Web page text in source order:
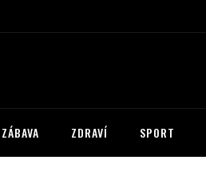
ZÁBAVA ZDRAVÍ SPORT